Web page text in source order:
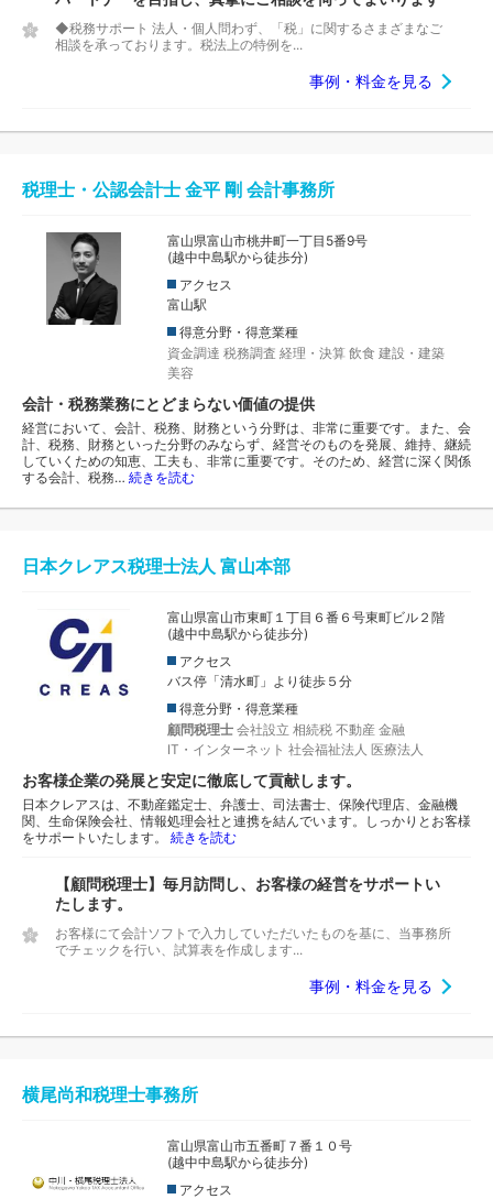
◆税務サポート 法人・個人問わず、「税」に関するさまざまなご
相談を承っております。税法上の特例を...
事例・料金を見る
税理士・公認会計士 金平 剛 会計事務所
富山県富山市桃井町一丁目5番9号
(越中中島駅から徒歩分)
アクセス
富山駅
得意分野・得意業種
資金調達 税務調査 経理・決算 飲食 建設・建築
美容
会計・税務業務にとどまらない価値の提供
経営において、会計、税務、財務という分野は、非常に重要です。また、会
計、税務、財務といった分野のみならず、経営そのものを発展、維持、継続
していくための知恵、工夫も、非常に重要です。そのため、経営に深く関係
する会計、税務… 続きを読む
日本クレアス税理士法人 富山本部
富山県富山市東町１丁目６番６号東町ビル２階
(越中中島駅から徒歩分)
アクセス
バス停「清水町」より徒歩５分
得意分野・得意業種
顧問税理士 会社設立 相続税 不動産 金融
IT・インターネット 社会福祉法人 医療法人
お客様企業の発展と安定に徹底して貢献します。
日本クレアスは、不動産鑑定士、弁護士、司法書士、保険代理店、金融機
関、生命保険会社、情報処理会社と連携を結んでいます。しっかりとお客様
をサポートいたします。 続きを読む
【顧問税理士】毎月訪問し、お客様の経営をサポートい
たします。
お客様にて会計ソフトで入力していただいたものを基に、当事務所
でチェックを行い、試算表を作成します...
事例・料金を見る
横尾尚和税理士事務所
富山県富山市五番町７番１０号
(越中中島駅から徒歩分)
アクセス